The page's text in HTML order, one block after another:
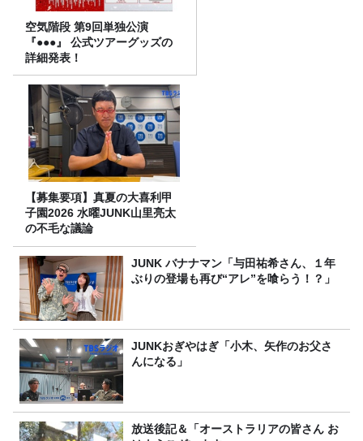
空気階段 第9回単独公演
『●●●』 公式ツアーグッズの
詳細発表！
【募集要項】真夏の大喜利甲
子園2026 水曜JUNK山里亮太
の不毛な議論
JUNK バナナマン「与田祐希さん、１年
ぶりの登場も再び“アレ”を喰らう！？」
JUNKおぎやはぎ「小木、矢作のお父さ
んになる」
放送後記＆「オーストラリアの皆さん お